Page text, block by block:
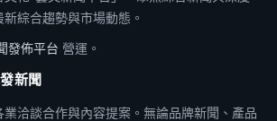
綜合趨勢與市場動態。
發佈平台 營運。
新聞
洽談合作與內容提案。無論品牌新聞、產品